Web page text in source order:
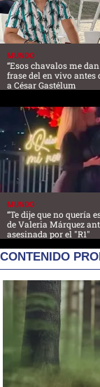
MUNDO
“Esos chavalos me
frase del en vivo antes
a César Gastélum
MUNDO
“Te dije que no quería
de Valeria Márquez
asesinada por el "R1"
CONTENIDO